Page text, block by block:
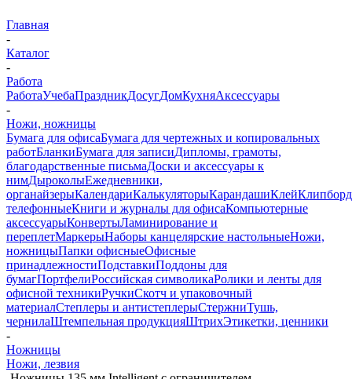
Главная
-
Каталог
-
Работа
РаботаУчебаПраздникДосугДомКухняАксессуары
-
Ножи, ножницы
Бумага для офисаБумага для чертежных и копировальных
работБланкиБумага для записиДипломы, грамоты,
благодарственные письмаДоски и аксессуары к
нимДыроколыЕжедневники,
органайзерыКалендариКалькуляторыКарандашиКлей
телефонныеКниги и журналы для офисаКомпьютерные
аксессуарыКонвертыЛаминирование и
переплетМаркерыНаборы канцелярские настольныеНожи,
ножницыПапки офисныеОфисные
принадлежностиПодставкиПоддоны для
бумагПортфелиРоссийская символикаРолики и ленты для
офисной техникиРучкиСкотч и упаковочный
материалСтеплеры и антистеплерыСтержниТушь,
чернилаШтемпельная продукцияШтрихЭтикетки, ценники
-
Ножницы
Ножи, лезвия